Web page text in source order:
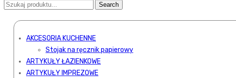
AKCESORIA KUCHENNE
Stojak na ręcznik papierowy
ARTYKUŁY ŁAZIENKOWE
ARTYKUŁY IMPREZOWE